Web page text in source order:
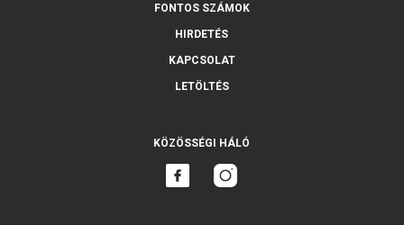
FONTOS SZÁMOK
HIRDETÉS
KAPCSOLAT
LETÖLTÉS
KÖZÖSSÉGI HÁLÓ